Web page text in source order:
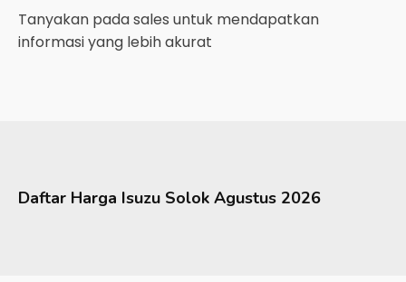
Tanyakan pada sales untuk mendapatkan
informasi yang lebih akurat
Daftar Harga Isuzu Solok Agustus 2026